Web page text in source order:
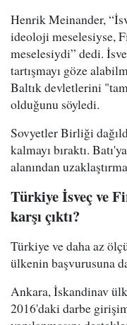
Henrik Meinander,
ideoloji meselesiyse,
meselesiydi” dedi.
tartışmayı göze
Baltık devletlerini
olduğunu söyledi.
Sovyetler Birliği
kalmayı bıraktı.
alanından
Türkiye İsveç ve
karşı çıktı?
Türkiye ve daha az
ülkenin başvurusuna
Ankara, İskandinav
2016'daki darbe